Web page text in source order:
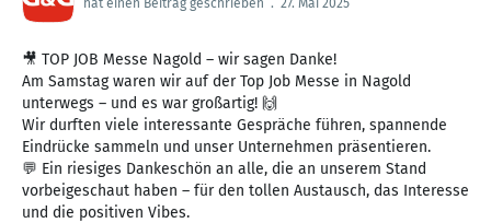
🎥 TOP JOB Messe Nagold – wir sagen Danke!
Am Samstag waren wir auf der Top Job Messe in Nagold
unterwegs – und es war großartig! 🙌
Wir durften viele interessante Gespräche führen, spannende
Eindrücke sammeln und unser Unternehmen präsentieren.
💬 Ein riesiges Dankeschön an alle, die an unserem Stand
vorbeigeschaut haben – für den tollen Austausch, das Interesse
und die positiven Vibes.